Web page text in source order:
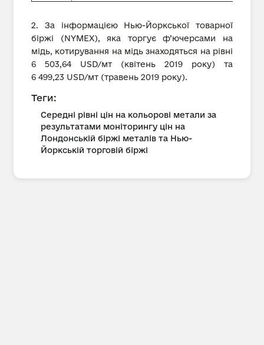
2. За інформацією Нью-Йоркської товарної
біржі (NYMEX), яка торгує ф’ючерсами на
мідь, котирування на мідь знаходяться на рівні
6 503,64 USD/мт (квітень 2019 року) та
6 499,23 USD/мт (травень 2019 року).
Теги:
Середні рівні цін на кольорові метали за
результатами моніторингу цін на
Лондонській біржі металів та Нью-
Йоркській торговій біржі